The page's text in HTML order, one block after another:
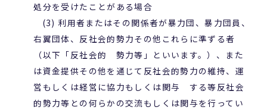
処分を受けたことがある場合
(3) 利用者またはその関係者が暴力団、暴力団員、
右翼団体、反社会的勢力その他これらに準ずる者
（以下「反社会的 勢力等」といいます。）、また
は資金提供その他を通じて反社会的勢力の維持、運
営もしくは経営に協力もしくは関与 する等反社会
的勢力等との何らかの交流もしくは関与を行ってい